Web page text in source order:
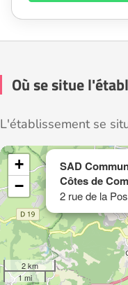
Où se situe
L'établissement se
SAD
Côtes de
2 rue de la
+
−
2 km
1 mi